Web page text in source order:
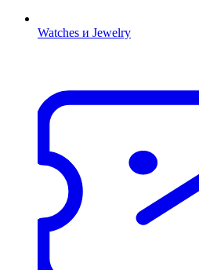
Watches и Jewelry